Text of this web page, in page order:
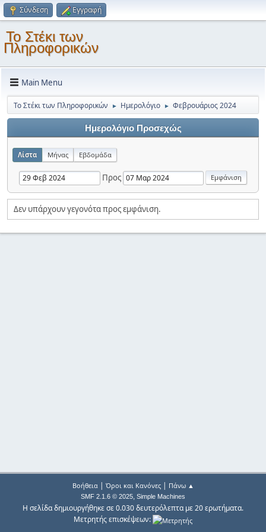
Σύνδεση Εγγραφή
Το Στέκι των
Πληροφορικών
Main Menu
Το Στέκι των Πληροφορικών ► Ημερολόγιο ► Φεβρουάριος 2024
Ημερολόγιο Προσεχώς
Λίστα Μήνας Εβδομάδα
Προς
Δεν υπάρχουν γεγονότα προς εμφάνιση.
Βοήθεια| Όροι και Κανόνες| Πάνω ▲
SMF 2.1.6 © 2025, Simple Machines
Η σελίδα δημιουργήθηκε σε 0.030 δευτερόλεπτα με 20 ερωτήματα.
Μετρητής επισκέψεων: